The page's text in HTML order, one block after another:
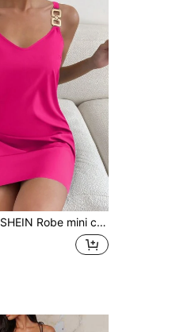
SHEIN Robe mini courte avec détails de chaîne, tenue pour femmes